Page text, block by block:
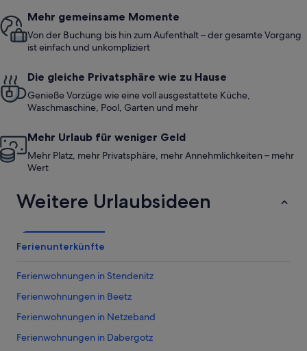
Mehr gemeinsame Momente
Von der Buchung bis hin zum Aufenthalt – der gesamte Vorgang
ist einfach und unkompliziert
Die gleiche Privatsphäre wie zu Hause
Genieße Vorzüge wie eine voll ausgestattete Küche,
Waschmaschine, Pool, Garten und mehr
Mehr Urlaub für weniger Geld
Mehr Platz, mehr Privatsphäre, mehr Annehmlichkeiten – mehr
Wert
Weitere Urlaubsideen
Ferienunterkünfte
Ferienwohnungen in Stendenitz
Ferienwohnungen in Beetz
Ferienwohnungen in Netzeband
Ferienwohnungen in Dabergotz